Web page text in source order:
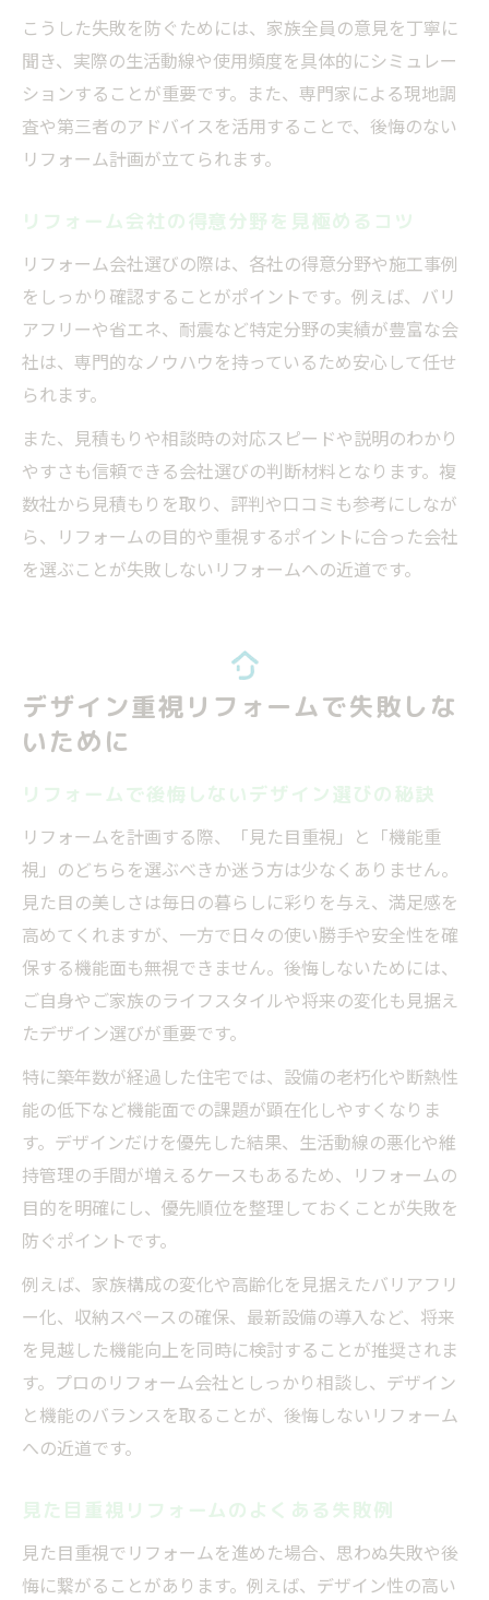
こうした失敗を防ぐためには、家族全員の意見を丁寧に
聞き、実際の生活動線や使用頻度を具体的にシミュレー
ションすることが重要です。また、専門家による現地調
査や第三者のアドバイスを活用することで、後悔のない
リフォーム計画が立てられます。
リフォーム会社の得意分野を見極めるコツ
リフォーム会社選びの際は、各社の得意分野や施工事例
をしっかり確認することがポイントです。例えば、バリ
アフリーや省エネ、耐震など特定分野の実績が豊富な会
社は、専門的なノウハウを持っているため安心して任せ
られます。
また、見積もりや相談時の対応スピードや説明のわかり
やすさも信頼できる会社選びの判断材料となります。複
数社から見積もりを取り、評判や口コミも参考にしなが
ら、リフォームの目的や重視するポイントに合った会社
を選ぶことが失敗しないリフォームへの近道です。
デザイン重視リフォームで失敗しな
いために
リフォームで後悔しないデザイン選びの秘訣
リフォームを計画する際、「見た目重視」と「機能重
視」のどちらを選ぶべきか迷う方は少なくありません。
見た目の美しさは毎日の暮らしに彩りを与え、満足感を
高めてくれますが、一方で日々の使い勝手や安全性を確
保する機能面も無視できません。後悔しないためには、
ご自身やご家族のライフスタイルや将来の変化も見据え
たデザイン選びが重要です。
特に築年数が経過した住宅では、設備の老朽化や断熱性
能の低下など機能面での課題が顕在化しやすくなりま
す。デザインだけを優先した結果、生活動線の悪化や維
持管理の手間が増えるケースもあるため、リフォームの
目的を明確にし、優先順位を整理しておくことが失敗を
防ぐポイントです。
例えば、家族構成の変化や高齢化を見据えたバリアフリ
ー化、収納スペースの確保、最新設備の導入など、将来
を見越した機能向上を同時に検討することが推奨されま
す。プロのリフォーム会社としっかり相談し、デザイン
と機能のバランスを取ることが、後悔しないリフォーム
への近道です。
見た目重視リフォームのよくある失敗例
見た目重視でリフォームを進めた場合、思わぬ失敗や後
悔に繋がることがあります。例えば、デザイン性の高い